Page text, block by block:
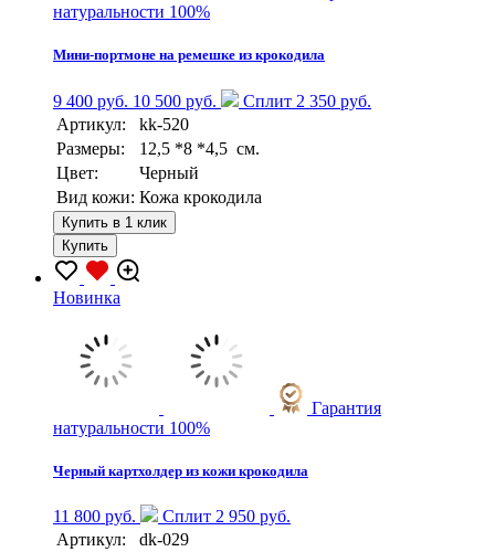
натуральности 100%
Мини-портмоне на ремешке из крокодила
9 400 руб. 10 500 руб.
Сплит 2 350 руб.
Артикул:
kk-520
Размеры:
12,5 *8 *4,5 см.
Цвет:
Черный
Вид кожи: Кожа крокодила
Купить в 1 клик
Купить
Новинка
Гарантия
натуральности 100%
Черный картхолдер из кожи крокодила
11 800 руб.
Сплит 2 950 руб.
Артикул:
dk-029